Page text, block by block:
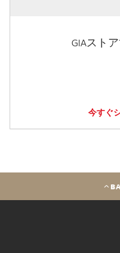
GIAスト
今すぐ